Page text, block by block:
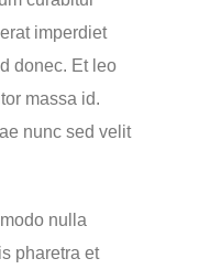
imperdiet
donec. Et leo
massa id.
nunc sed velit
nulla
pharetra et